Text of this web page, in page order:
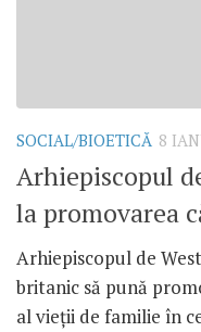
SOCIAL/BIOETICĂ 8
Arhiepiscopul
la promovarea
Arhiepiscopul de
britanic să pună
al vieţii de familie în